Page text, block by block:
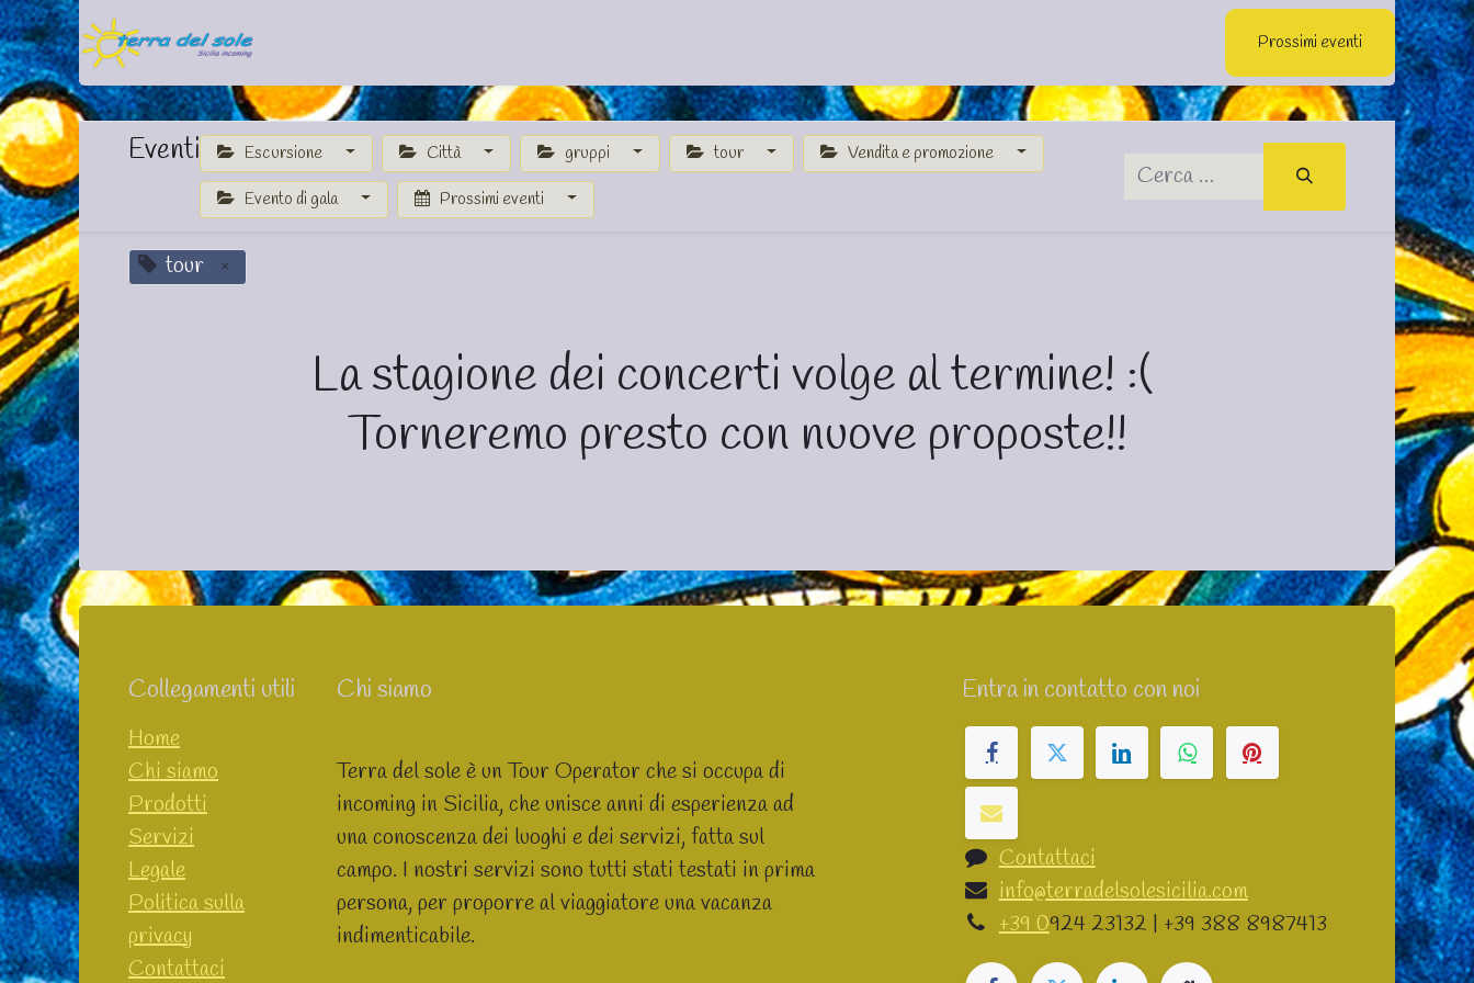
Servizio Navetta Gratuita Alcamo Marina
Prossimi eventi
Eventi Escursione Città gruppi tour Vendita e promozione
Evento di gala Prossimi eventi
tour ×
La stagione dei concerti volge al termine! :(
Torneremo presto con nuove proposte!!
Collegamenti utili
Home
Chi siamo
Prodotti
Servizi
Legale
Politica sulla
privacy
Contattaci
Chi siamo
Terra del sole è un Tour Operator che si occupa di
incoming in Sicilia, che unisce anni di esperienza ad
una conoscenza dei luoghi e dei servizi, fatta sul
campo. I nostri servizi sono tutti stati testati in prima
persona, per proporre al viaggiatore una vacanza
indimenticabile.
Entra in contatto con noi
Contattaci
info@terradelsolesicilia.com
+39 0924 23132 | +39 388 8987413